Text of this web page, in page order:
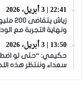
22:41 | 3 أبريل، 2026
ونهاية التجربة مع
13:50 | 3 أبريل، 2026
حكيمي: “حتى لو
سعداء وننتظر هذه